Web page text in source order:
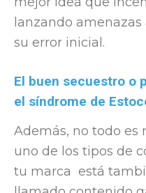
lanzando
su error inicial.
El buen secuestro o
el síndrome de
Además, no todo es
uno de los tipos de
tu marca está